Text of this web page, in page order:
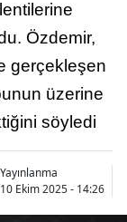
Özdemir,
gerçekleşen
üzerine
söyledi
Yayınlanma
10 Ekim 2025 - 14:26